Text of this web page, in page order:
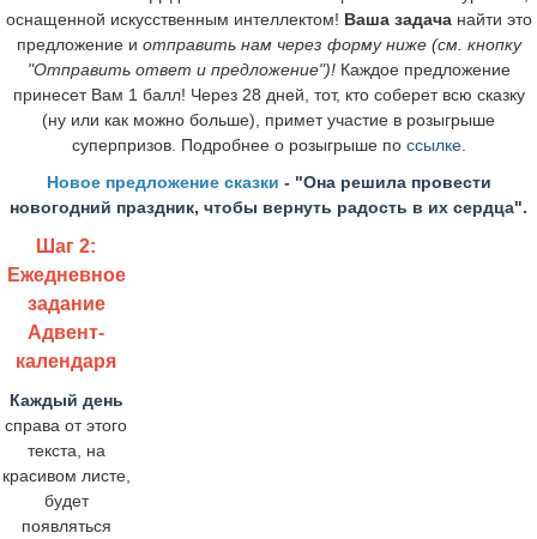
оснащенной искусственным интеллектом! Ваша задачанайти это
предложение и отправить нам через форму ниже (см. кнопку
"Отправить ответ и предложение")! Каждое предложение
принесет Вам 1 балл! Через 28 дней, тот, кто соберет всю сказку
(ну или как можно больше), примет участие в розыгрыше
суперпризов. Подробнее о розыгрыше по ссылке.
Новое предложение сказки - "Она решила провести
новогодний праздник, чтобы вернуть радость в их сердца".
Шаг 2:
Ежедневное
задание
Адвент-
календаря
Каждый день
справа от этого
текста, на
красивом листе,
будет
появляться